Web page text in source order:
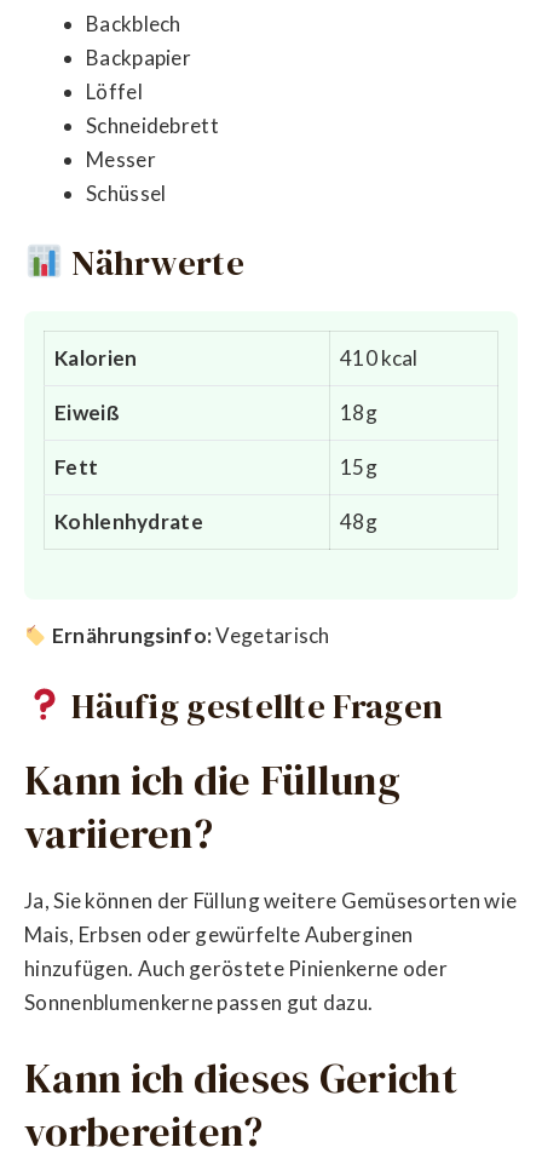
Backblech
Backpapier
Löffel
Schneidebrett
Messer
Schüssel
Nährwerte
Kalorien 410 kcal
Eiweiß 18g
Fett 15g
Kohlenhydrate 48g
Ernährungsinfo:Vegetarisch
Häufig gestellte Fragen
Kann ich die Füllung
variieren?
Ja, Sie können der Füllung weitere Gemüsesorten wie
Mais, Erbsen oder gewürfelte Auberginen
hinzufügen. Auch geröstete Pinienkerne oder
Sonnenblumenkerne passen gut dazu.
Kann ich dieses Gericht
vorbereiten?